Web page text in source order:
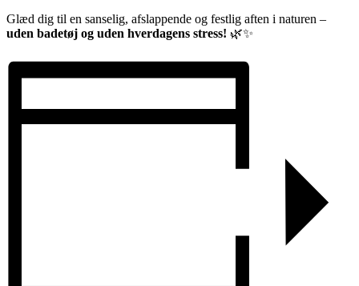
Glæd dig til en sanselig, afslappende og festlig aften i naturen –
uden badetøj og uden hverdagens stress! 🌿✨